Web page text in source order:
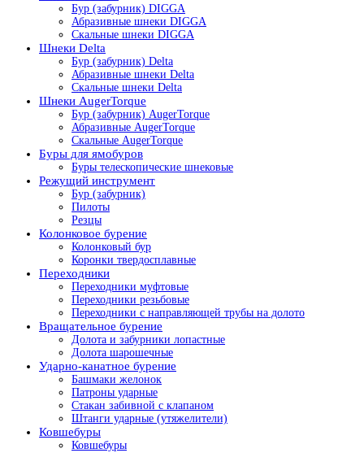
Бур (забурник) DIGGA
Абразивные шнеки DIGGA
Скальные шнеки DIGGA
Шнеки Delta
Бур (забурник) Delta
Абразивные шнеки Delta
Скальные шнеки Delta
Шнеки AugerTorque
Бур (забурник) AugerTorque
Абразивные AugerTorque
Скальные AugerTorque
Буры для ямобуров
Буры телескопические шнековые
Режущий инструмент
Бур (забурник)
Пилоты
Резцы
Колонковое бурение
Колонковый бур
Коронки твердосплавные
Переходники
Переходники муфтовые
Переходники резьбовые
Переходники с направляющей трубы на долото
Вращательное бурение
Долота и забурники лопастные
Долота шарошечные
Ударно-канатное бурение
Башмаки желонок
Патроны ударные
Стакан забивной с клапаном
Штанги ударные (утяжелители)
Ковшебуры
Ковшебуры